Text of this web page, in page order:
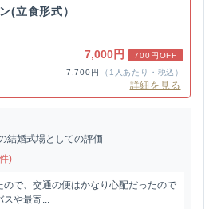
(立食形式）
7,000円
700円OFF
7,700円
（1人あたり・税込）
詳細を見る
結婚式場としての評価
)
ので、交通の便はかなり心配だったので
スや最寄...